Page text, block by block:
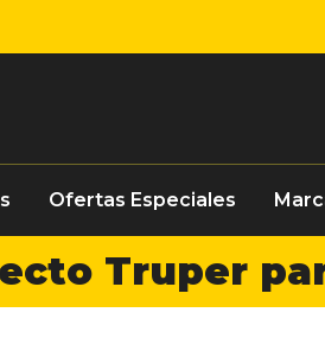
Ofertas Especiales
Truper